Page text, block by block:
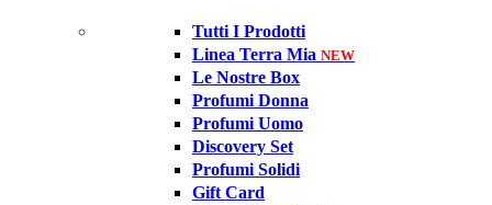
Tutti I Prodotti
Linea Terra Mia NEW
Le Nostre Box
Profumi Donna
Profumi Uomo
Discovery Set
Profumi Solidi
Gift Card